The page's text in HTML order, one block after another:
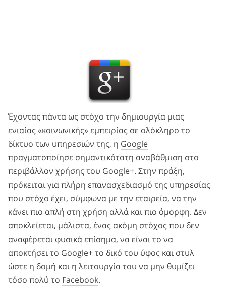
Έχοντας πάντα ως στόχο την δημιουργία μιας
ενιαίας «κοινωνικής» εμπειρίας σε ολόκληρο το
δίκτυο των υπηρεσιών της, η Google
πραγματοποίησε σημαντικότατη αναβάθμιση στο
περιβάλλον χρήσης του Google+. Στην πράξη,
πρόκειται για πλήρη επανασχεδιασμό της υπηρεσίας
που στόχο έχει, σύμφωνα με την εταιρεία, να την
κάνει πιο απλή στη χρήση αλλά και πιο όμορφη. Δεν
αποκλείεται, μάλιστα, ένας ακόμη στόχος που δεν
αναφέρεται φυσικά επίσημα, να είναι το να
αποκτήσει το Google+ το δικό του ύφος και στυλ
ώστε η δομή και η λειτουργία του να μην θυμίζει
τόσο πολύ το Facebook.